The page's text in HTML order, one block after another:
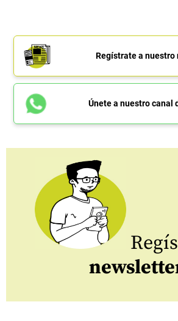
Regístrate a nuestro
Únete a nuestro canal